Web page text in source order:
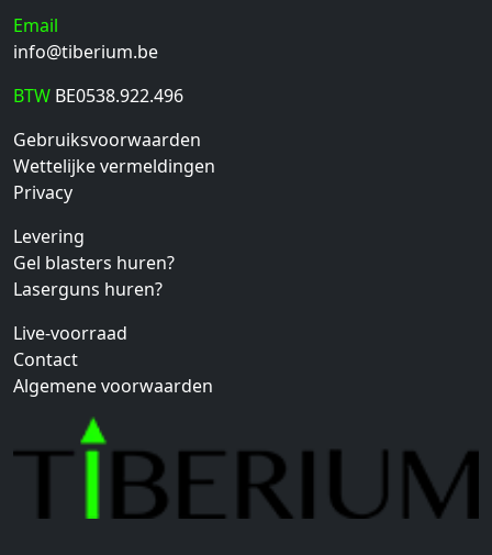
Email
info@tiberium.be
BTW BE0538.922.496
Gebruiksvoorwaarden
Wettelijke vermeldingen
Privacy
Levering
Gel blasters huren?
Laserguns huren?
Live-voorraad
Contact
Algemene voorwaarden